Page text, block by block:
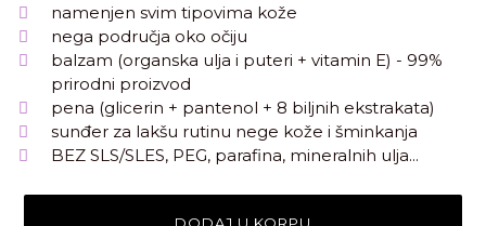
namenjen svim tipovima kože
nega područja oko očiju
balzam (organska ulja i puteri + vitamin E) - 99%
prirodni proizvod
pena (glicerin + pantenol + 8 biljnih ekstrakata)
sunđer za lakšu rutinu nege kože i šminkanja
BEZ SLS/SLES, PEG, parafina, mineralnih ulja...
DODAJ U KORPU